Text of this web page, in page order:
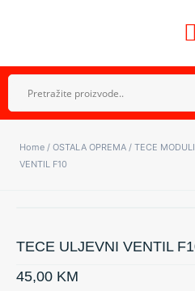
Home / OSTALA OPREMA / TECE
VENTIL F10
TECE ULJEVNI VENTIL
45,00 KM